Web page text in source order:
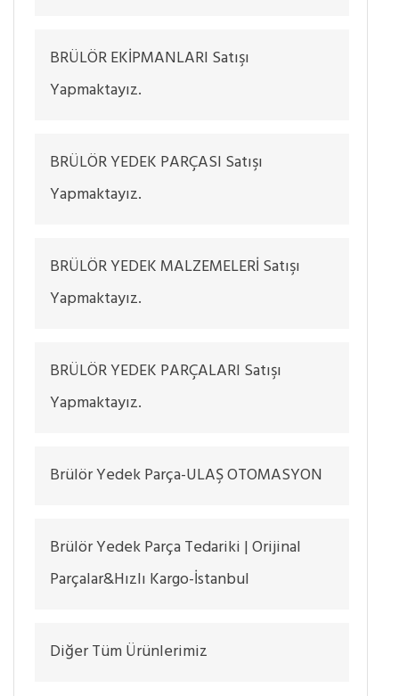
BRÜLÖR EKİPMANLARI Satışı
Yapmaktayız.
BRÜLÖR YEDEK PARÇASI Satışı
Yapmaktayız.
BRÜLÖR YEDEK MALZEMELERİ Satışı
Yapmaktayız.
BRÜLÖR YEDEK PARÇALARI Satışı
Yapmaktayız.
Brülör Yedek Parça-ULAŞ OTOMASYON
Brülör Yedek Parça Tedariki | Orijinal
Parçalar&Hızlı Kargo-İstanbul
Diğer Tüm Ürünlerimiz